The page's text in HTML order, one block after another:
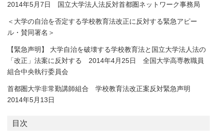
2014年5月7日 国立大学法人法反対首都圏ネットワーク事務局
＜大学の自治を否定する学校教育法改正に反対する緊急アピー
ル・賛同署名＞
【緊急声明】 大学自治を破壊する学校教育法と国立大学法人法の
「改正」法案に反対する 2014年4月25日 全国大学高専教職員
組合中央執行委員会
首都圏大学非常勤講師組合 学校教育法改正案反対緊急声明
2014年5月13日
目次